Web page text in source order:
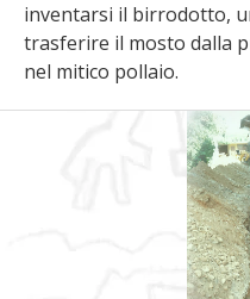
inventarsi il birrodotto,
trasferire il mosto dalla
nel mitico pollaio.